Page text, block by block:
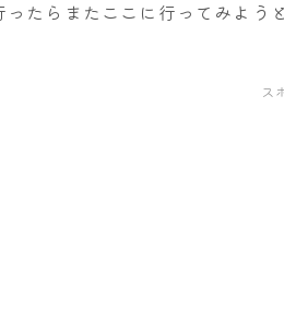
たらまたここに行ってみよう
ス